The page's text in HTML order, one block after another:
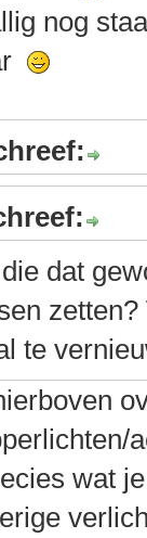
nog
dat
te
wat